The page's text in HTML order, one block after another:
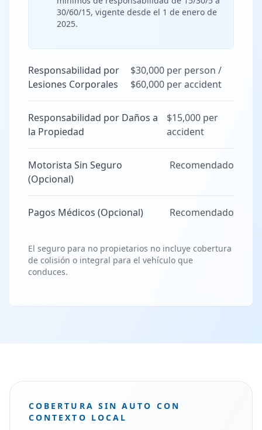
30/60/15, vigente desde el 1 de enero de
2025.
Responsabilidad por
Lesiones Corporales
$30,000 per person /
$60,000 per accident
Responsabilidad por Daños a
la Propiedad
$15,000 per
accident
Motorista Sin Seguro
(Opcional)
Recomendado
Pagos Médicos (Opcional) Recomendado
El seguro para no propietarios no incluye cobertura
de colisión o integral para el vehículo que
conduces.
COBERTURA SIN AUTO CON
CONTEXTO LOCAL